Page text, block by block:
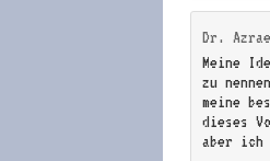
Dr.
Meine
zu
meine
dieses
aber ich